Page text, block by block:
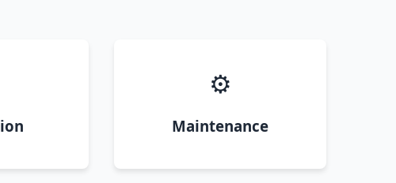
⚙️
Maintenance